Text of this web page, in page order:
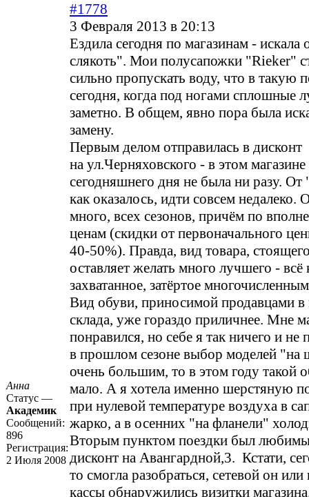
Анна
Статус —
Академик
Сообщений:
896
Регистрация:
2 Июля 2008
#1778
3 Февраля 2013 в 20:13
Ездила сегодня по магазинам - искала
слякоть". Мои полусапожки "Rieker"
сильно пропускать воду, что в такую
сегодня, когда под ногами сплошные
заметно. В общем, явно пора была
замену.
Первым делом отправилась в
на ул.Черняховского - в этом
сегодняшнего дня не была ни разу.
как оказалось, идти совсем недалеко.
много, всех сезонов, причём по
ценам (скидки от первоначального
40-50%). Правда, вид товара,
оставляет желать много лучшего - всё
захватанное, затёртое
Вид обуви, приносимой продавцами в
склада, уже гораздо приличнее. Мне
понравился, но себе я так ничего и не
в прошлом сезоне выбор моделей "на
очень большим, то в этом году такой
мало. А я хотела именно шерстяную
при нулевой температуре воздуха в
жарко, а в осенних "на фланели"
Вторым пунктом поездки был
дисконт на Авангардной,3. Кстати,
то смогла разобраться, сетевой он
кассы обнаружились визитки